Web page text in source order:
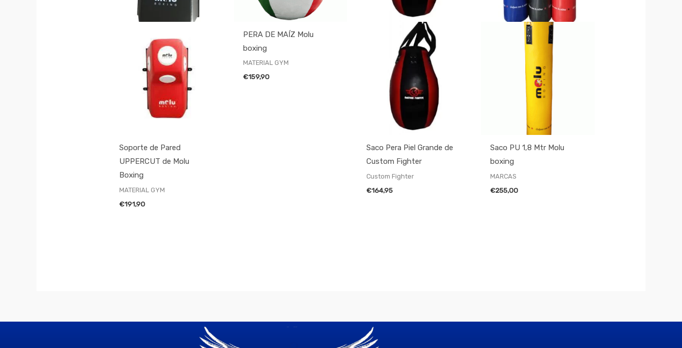
Soporte de Pared
UPPERCUT de Molu
Boxing
MATERIAL GYM
€191,90
PERA DE MAÍZ Molu
boxing
MATERIAL GYM
€159,90
Saco Pera Piel Grande de
Custom Fighter
Custom Fighter
€164,95
Saco PU 1,8 Mtr Molu
boxing
MARCAS
€255,00